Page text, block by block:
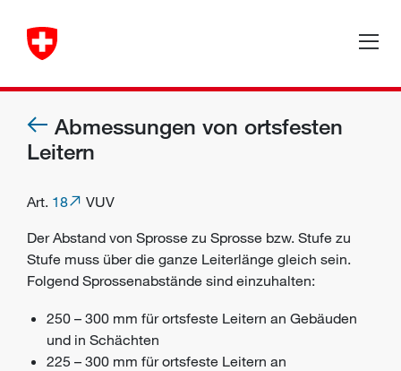
Abmessungen von ortsfesten
Leitern
Art. 18
VUV
Der Abstand von Sprosse zu Sprosse bzw. Stufe zu
Stufe muss über die ganze Leiterlänge gleich sein.
Folgend Sprossenabstände sind einzuhalten:
250 – 300 mm für ortsfeste Leitern an Gebäuden
und in Schächten
225 – 300 mm für ortsfeste Leitern an